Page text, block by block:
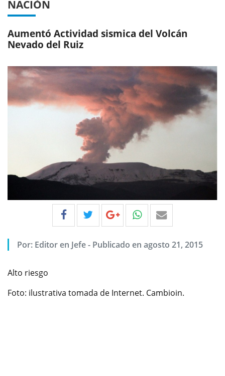
NACIÓN
Aumentó Actividad sismica del Volcán
Nevado del Ruiz
Por: Editor en Jefe- Publicado en agosto 21, 2015
Alto riesgo
Foto: ilustrativa tomada de Internet. Cambioin.